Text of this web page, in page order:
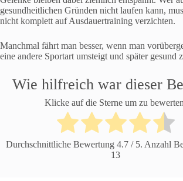
gesundheitlichen Gründen nicht laufen kann,
nicht komplett auf Ausdauertraining verzichten.
Manchmal fährt man besser, wenn man
eine andere Sportart umsteigt und später gesund
Wie hilfreich war dieser
Klicke auf die Sterne um zu
Durchschnittliche Bewertung 4.7/ 5. Anzahl
13